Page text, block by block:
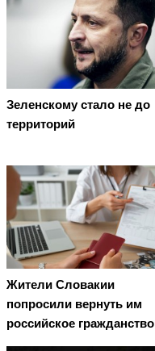
Зеленскому стало не до
территорий
Жители Словакии
попросили вернуть им
российское гражданство